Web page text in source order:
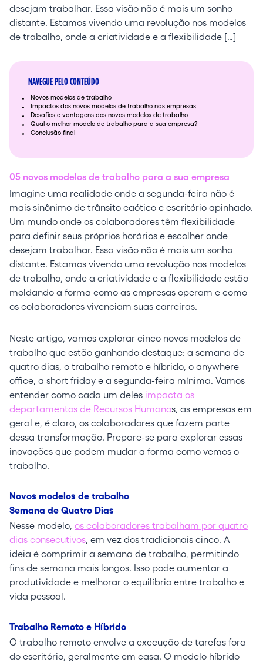
desejam trabalhar. Essa visão não é mais um sonho
distante. Estamos vivendo uma revolução nos modelos
de trabalho, onde a criatividade e a flexibilidade […]
NAVEGUE PELO CONTEÚDO
Novos modelos de trabalho
Impactos dos novos modelos de trabalho nas empresas
Desafios e vantagens dos novos modelos de trabalho
Qual o melhor modelo de trabalho para a sua empresa?
Conclusão final
05 novos modelos de trabalho para a sua empresa
Imagine uma realidade onde a segunda-feira não é
mais sinônimo de trânsito caótico e escritório apinhado.
Um mundo onde os colaboradores têm flexibilidade
para definir seus próprios horários e escolher onde
desejam trabalhar. Essa visão não é mais um sonho
distante. Estamos vivendo uma revolução nos modelos
de trabalho, onde a criatividade e a flexibilidade estão
moldando a forma como as empresas operam e como
os colaboradores vivenciam suas carreiras.
Neste artigo, vamos explorar cinco novos modelos de
trabalho que estão ganhando destaque: a semana de
quatro dias, o trabalho remoto e híbrido, o anywhere
office, a short friday e a segunda-feira mínima. Vamos
entender como cada um deles impacta os
departamentos de Recursos Humanos, as empresas em
geral e, é claro, os colaboradores que fazem parte
dessa transformação. Prepare-se para explorar essas
inovações que podem mudar a forma como vemos o
trabalho.
Novos modelos de trabalho
Semana de Quatro Dias
Nesse modelo, os colaboradores trabalham por quatro
dias consecutivos , em vez dos tradicionais cinco. A
ideia é comprimir a semana de trabalho, permitindo
fins de semana mais longos. Isso pode aumentar a
produtividade e melhorar o equilíbrio entre trabalho e
vida pessoal.
Trabalho Remoto e Híbrido
O trabalho remoto envolve a execução de tarefas fora
do escritório, geralmente em casa. O modelo híbrido